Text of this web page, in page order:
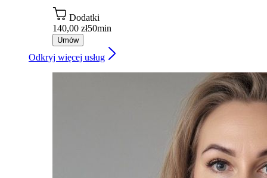
Dodatki
140,00 zł50min
Umów
Odkryj więcej usług